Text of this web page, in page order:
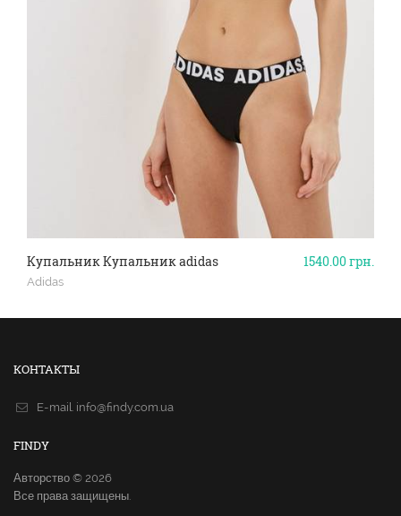
1540.00грн.
Купальник Купальник adidas
Adidas
КОНТАКТЫ
E-mail. info@findy.com.ua
FINDY
Авторство © 2026
Все права защищены.